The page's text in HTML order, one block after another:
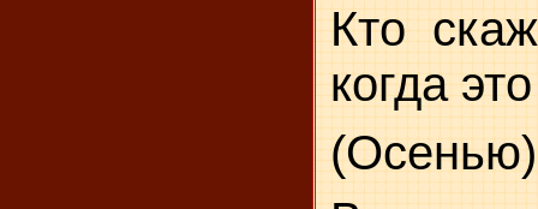
Кто
когда
(Осенью)